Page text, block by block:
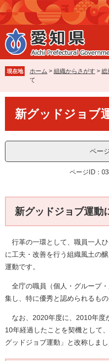
ペ
ー
ジ
の
先
で
す
メ
ニ
ュ
ー
を
ば
し
本
現在地 ホーム > 組織からさがす > 総
て
新グッドジョブ
ペー
ページID：
新グッドジョブ運動
行革の一環として、職員一人
に工夫・改善を行う組織風土の
運動です。
全庁の職員（個人・グループ
集し、特に優秀と認められるも
なお、2020年度に、2010年度
10年経過したことを契機として
グッドジョブ運動」と改称しまし